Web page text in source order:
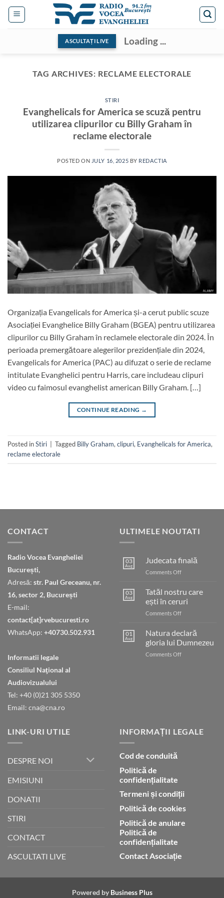
Skip
ASCULTAȚI LIVE Loading ...
TAG ARCHIVES: RECLAME ELECTORALE
STIRI
Evanghelicals for America se scuză pentru
utilizarea clipurilor cu Billy Graham în
reclame electorale
POSTED ON JULY 16, 2025 BY REDACTIA
Organizația Evangelicals for America și-a cerut public scuze
Asociației Evanghelice Billy Graham (BGEA) pentru utilizarea
clipurilor cu Billy Graham în reclamele electorale din 2024. În
perioada premergătoare alegerilor prezidențiale din 2024,
Evangelicals for America (PAC) au difuzat o serie de reclame
intitulate Evanghelici pentru Harris, care includeau clipuri
video cu faimosul evanghelist american Billy Graham. […]
CONTINUE READING →
Posted inStiri Tagged Billy Graham, clipuri, Evanghelicals for America,
reclame electorale
CONTACT
Radio Vocea Evangheliei
București,
Adresă: str. Paul Greceanu, nr.
16, sector 2, București
E-mail:
contact[at]rvebucuresti.ro
WhatsApp: +40730.502.931
Informatii legale
Consiliul Naţional al
Audiovizualului
Tel: +40 (0)21 305 5350
Email: cna@cna.ro
ULTIMELE NOUTATI
03
Aug
Judecata finală
Comments Offon
03
Aug
Tatăl nostru care
ești în ceruri
Comments Offon
nostru
care
ești
în
01
Aug
Natura declară
gloria lui Dumnezeu
Comments Offon
LINK-URI UTILE
DESPRE NOI
EMISIUNI
DONATII
STIRI
CONTACT
ASCULTATI LIVE
INFORMAȚII LEGALE
Cod de conduită
Politică de
confidențialitate
Termeni și condiții
Politică de cookies
Politică de anulare
Politică de
confidențialitate
Contact Asociație
Powered by Business Plus